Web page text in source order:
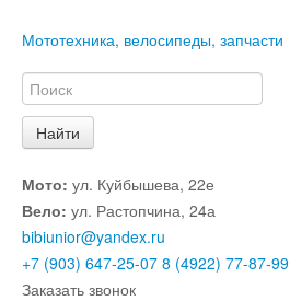
Мототехника, велосипеды, запчасти
Мото: ул. Куйбышева, 22е
Вело: ул. Растопчина, 24а
bibiunior@yandex.ru
+7 (903) 647-25-07 8 (4922) 77-87-99
Заказать звонок